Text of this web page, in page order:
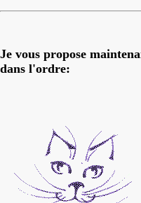
Je vous propose
dans l'ordre: